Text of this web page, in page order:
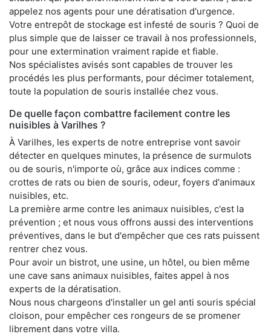
appelez nos agents pour une dératisation d'urgence.
Votre entrepôt de stockage est infesté de souris ? Quoi de
plus simple que de laisser ce travail à nos professionnels,
pour une extermination vraiment rapide et fiable.
Nos spécialistes avisés sont capables de trouver les
procédés les plus performants, pour décimer totalement,
toute la population de souris installée chez vous.
De quelle façon combattre facilement contre les
nuisibles à Varilhes ?
À Varilhes, les experts de notre entreprise vont savoir
détecter en quelques minutes, la présence de surmulots
ou de souris, n'importe où, grâce aux indices comme :
crottes de rats ou bien de souris, odeur, foyers d'animaux
nuisibles, etc.
La première arme contre les animaux nuisibles, c'est la
prévention ; et nous vous offrons aussi des interventions
préventives, dans le but d'empêcher que ces rats puissent
rentrer chez vous.
Pour avoir un bistrot, une usine, un hôtel, ou bien même
une cave sans animaux nuisibles, faites appel à nos
experts de la dératisation.
Nous nous chargeons d'installer un gel anti souris spécial
cloison, pour empêcher ces rongeurs de se promener
librement dans votre villa.